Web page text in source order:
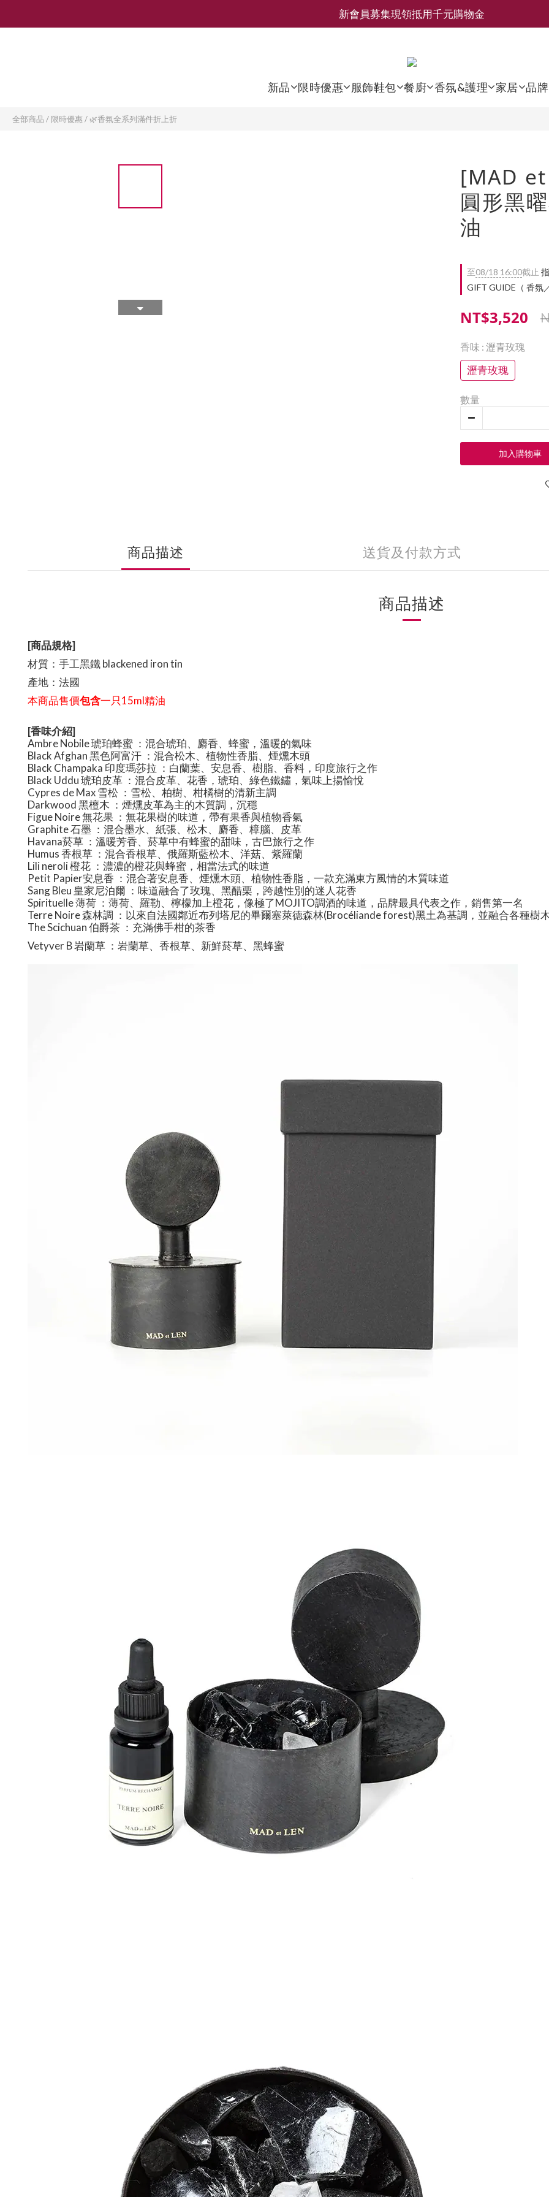
新會員募集現領抵用千元購物金
新會員募集現領抵用千元購物金
香氛 / 家居 / 餐廚 [ 全館折上兩件9折，三件享85折 】
新會員募集現領抵用千元購物金
新品 限時優惠 服飾鞋包 餐廚 香氛&護理 家居 品牌
全部商品 / 限時優惠 / 🌿香氛全系列滿件折上折
[MAD
圓形黑
油
至08/18 16:00截止
GIFT GUIDE（ 香氛
NT$3,520
香味 : 瀝青玫瑰
瀝青玫瑰
數量
加入購物車
商品描述 送貨及付款方式
商品描述
[商品規格]
材質： 手工黑鐵blackened iron tin
產地： 法國
本商品售價包含一只15ml精油
[香味介紹]
Ambre Nobile 琥珀蜂蜜 ：混合琥珀、麝香、蜂蜜，溫暖的氣味
Black Afghan 黑色阿富汗 ：混合松木、植物性香脂、煙燻木頭
Black Champaka 印度瑪莎拉 ：白蘭葉、安息香、樹脂、香料，印度旅行之作
Black Uddu 琥珀皮革 ：混合皮革、花香，琥珀、綠色鐵鏽，氣味上揚愉悅
Cypres de Max 雪松 ：雪松、柏樹、柑橘樹的清新主調
Darkwood 黑檀木 ：煙燻皮革為主的木質調，沉穩
Figue Noire 無花果 ：無花果樹的味道，帶有果香與植物香氣
Graphite 石墨 ：混合墨水、紙張、松木、麝香、樟腦、皮革
Havana菸草 ：溫暖芳香、菸草中有蜂蜜的甜味，古巴旅行之作
Humus 香根草 ：混合香根草、俄羅斯藍松木、洋菇、紫羅蘭
Lili neroli 橙花 ：濃濃的橙花與蜂蜜，相當法式的味道
Petit Papier安息香 ：混合著安息香、煙燻木頭、植物性香脂，一款充滿東方風情的木質味道
Sang Bleu 皇家尼泊爾 ：味道融合了玫瑰、黑醋栗，跨越性別的迷人花香
Spirituelle 薄荷 ：薄荷、羅勒、檸檬加上橙花，像極了MOJITO調酒的味道，品牌最具代表之作，銷售第一名
Terre Noire 森林調 ：以來自法國鄰近布列塔尼的畢爾塞萊德森林(Brocéliande forest)黑土為基調，並融合各種樹
The Scichuan 伯爵茶 ：充滿佛手柑的茶香
Vetyver B 岩蘭草 ：岩蘭草、香根草、新鮮菸草、黑蜂蜜